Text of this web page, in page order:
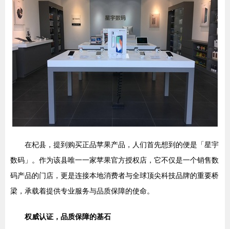
在杞县，提到购买正品苹果产品，人们首先想到的便是「星宇
数码」。作为该县唯一一家苹果官方授权店，它不仅是一个销售数
码产品的门店，更是连接本地消费者与全球顶尖科技品牌的重要桥
梁，承载着提供专业服务与品质保障的使命。
权威认证，品质保障的基石